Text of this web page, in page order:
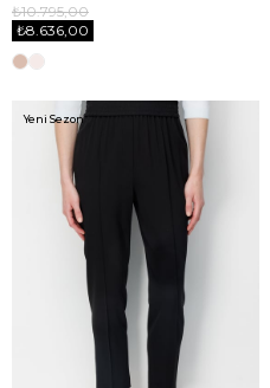
₺8.636,00
₺10.795,00
Yeni Sezon